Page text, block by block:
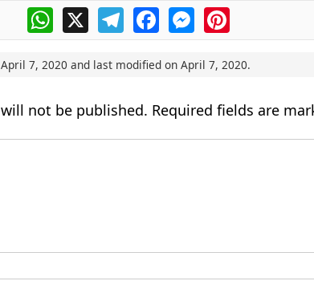
WhatsApp
X TelegramFacebookMessengerPinterest
April 7, 2020 and last modified on April 7, 2020.
not be published. Required fields are